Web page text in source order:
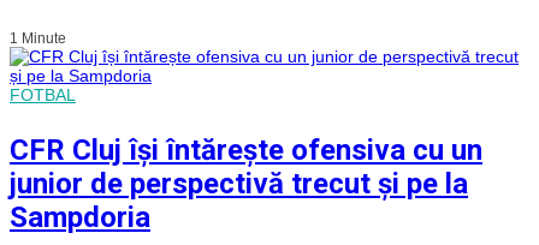
1 Minute
FOTBAL
CFR Cluj își întărește ofensiva cu un
junior de perspectivă trecut și pe la
Sampdoria